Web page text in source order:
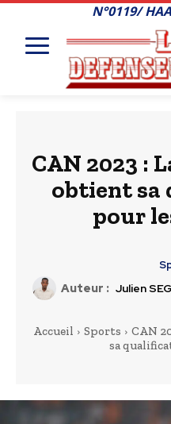
N°0119/
CAN 2023 :
obtient sa
pour
Auteur : Julien
Accueil Sports
CAN
sa